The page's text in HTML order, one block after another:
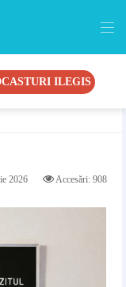
ILEGIS
în materia
2026 Accesări: 908